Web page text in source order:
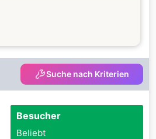
Suche nach Kriterien
Besucher
Beliebt